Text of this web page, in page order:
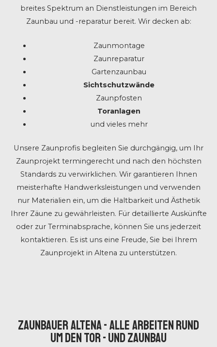
breites Spektrum an Dienstleistungen im Bereich
Zaunbau und -reparatur bereit. Wir decken ab:
Zaunmontage
Zaunreparatur
Gartenzaunbau
Sichtschutzwände
Zaunpfosten
Toranlagen
und vieles mehr
Unsere Zaunprofis begleiten Sie durchgängig, um Ihr
Zaunprojekt termingerecht und nach den höchsten
Standards zu verwirklichen. Wir garantieren Ihnen
meisterhafte Handwerksleistungen und verwenden
nur Materialien ein, um die Haltbarkeit und Ästhetik
Ihrer Zäune zu gewährleisten. Für detaillierte Auskünfte
oder zur Terminabsprache, können Sie uns jederzeit
kontaktieren. Es ist uns eine Freude, Sie bei Ihrem
Zaunprojekt in Altena zu unterstützen.
ZAUNBAUER ALTENA - ALLE ARBEITEN RUND
UM DEN TOR - UND ZAUNBAU